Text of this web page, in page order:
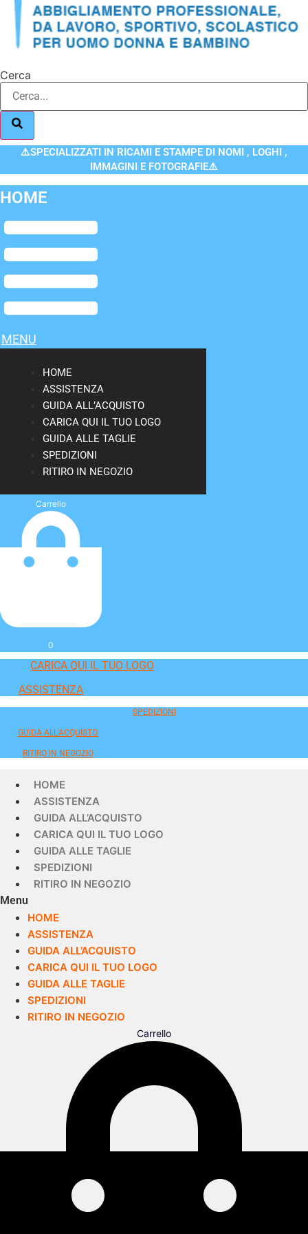
Cerca
⚠️SPECIALIZZATI IN RICAMI E STAMPE DI NOMI , LOGHI ,
IMMAGINI E FOTOGRAFIE⚠️
HOME
Flyout
Menu
MENU
HOME
ASSISTENZA
GUIDA ALL’ACQUISTO
CARICA QUI IL TUO LOGO
GUIDA ALLE TAGLIE
SPEDIZIONI
RITIRO IN NEGOZIO
Carrello
0
CARICA QUI IL TUO LOGO
ASSISTENZA
SPEDIZIONI
GUIDA ALL'ACQUISTO
RITIRO IN NEGOZIO
HOME
ASSISTENZA
GUIDA ALL’ACQUISTO
CARICA QUI IL TUO LOGO
GUIDA ALLE TAGLIE
SPEDIZIONI
RITIRO IN NEGOZIO
Menu
HOME
ASSISTENZA
GUIDA ALL’ACQUISTO
CARICA QUI IL TUO LOGO
GUIDA ALLE TAGLIE
SPEDIZIONI
RITIRO IN NEGOZIO
Carrello